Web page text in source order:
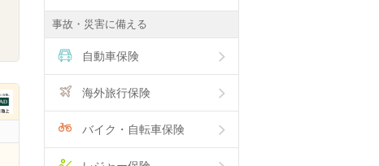
事故・災害に備える
自動車保険
海外旅行保険
バイク・自転車保険